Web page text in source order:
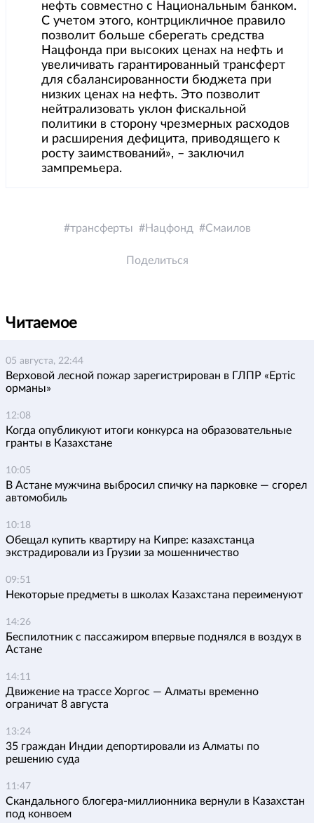
нефть совместно с Национальным банком.
С учетом этого, контрцикличное правило
позволит больше сберегать средства
Нацфонда при высоких ценах на нефть и
увеличивать гарантированный трансферт
для сбалансированности бюджета при
низких ценах на нефть. Это позволит
нейтрализовать уклон фискальной
политики в сторону чрезмерных расходов
и расширения дефицита, приводящего к
росту заимствований», – заключил
зампремьера.
трансферты Нацфонд Смаилов
Поделиться
Читаемое
05 августа, 22:44
Верховой лесной пожар зарегистрирован в ГЛПР «Ертіс
орманы»
12:08
Когда опубликуют итоги конкурса на образовательные
гранты в Казахстане
10:05
В Астане мужчина выбросил спичку на парковке — сгорел
автомобиль
10:18
Обещал купить квартиру на Кипре: казахстанца
экстрадировали из Грузии за мошенничество
09:51
Некоторые предметы в школах Казахстана переименуют
14:26
Беспилотник с пассажиром впервые поднялся в воздух в
Астане
14:11
Движение на трассе Хоргос — Алматы временно
ограничат 8 августа
13:24
35 граждан Индии депортировали из Алматы по
решению суда
11:47
Скандального блогера-миллионника вернули в Казахстан
под конвоем